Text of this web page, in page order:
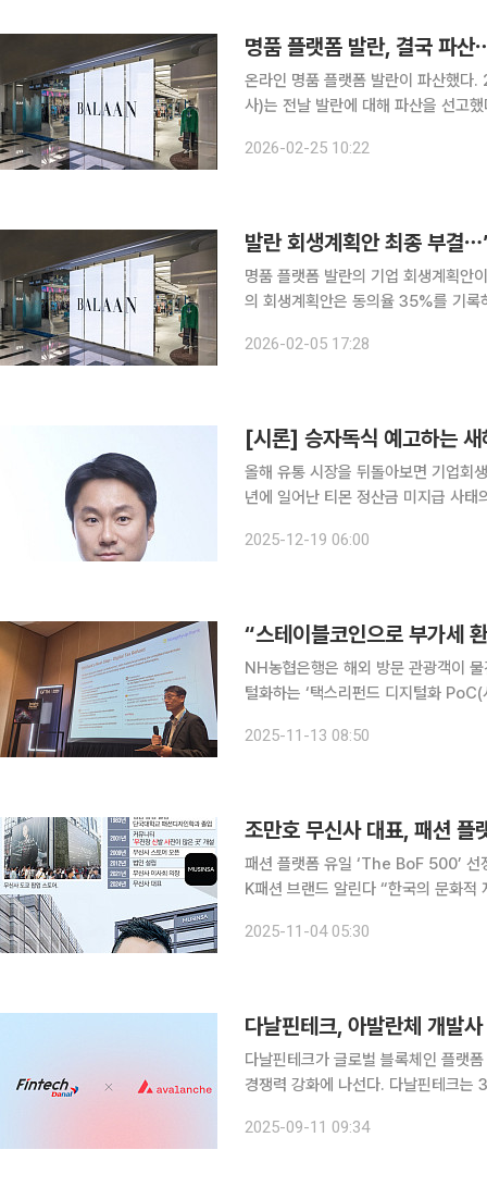
명품 플랫폼 발란, 결국 파
온라인 명품 플랫폼 발란이 파산했다. 25일 업계에 따르면 서울회생법원 회생15부(김윤선 부장판
사)는 전날 발란에 대해 파산을 선고
회에서는 영업 폐지·지속 여부와 고가
2026-02-25 10:22
발란 회생계획안 최종 부결
명품 플랫폼 발란의 기업 회생계획안이 부결됐다. 5일 서울회생법원에서 열
의 회생계획안은 동의율 35%를 기록하며 최종 부결됐다. 회생
2026-02-05 17:28
[시론] 승자독식 예고하는 새
올해 유통 시장을 뒤돌아보면 기업회
년에 일어난 티몬 정산금 미지급 사
업계 내에서도 예측치 못한 일이었다.
2025-12-19 06:00
“스테이블코인으로 부가세
NH농협은행은 해외 방문 관광객이
털화하는 ‘택스리펀드 디지털화 PoC(시범사
테이블코인을 적용해 실시간 환급 체
2025-11-13 08:50
패션 플랫폼 유일 ‘The BoF 500’ 선
K패션 브랜드 알린다 “한국의 문화적 저력을 바탕으로 K패션의 글로벌 확산을 주도하고, 기술과 커
니스 오브 패션’(BoF)는 조만호 무신
2025-11-04 05:30
다날핀테크가 글로벌 블록체인 플랫
경쟁력 강화에 나선다. 다날핀테크는 3일(현지시각) 미국 뉴욕주 소재 아바랩스와 양해각서(MOU)
인 전용 메인넷 지원 △대한민국 규제
2025-09-11 09:34